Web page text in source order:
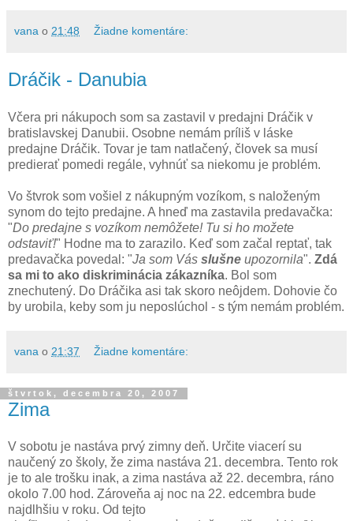
vana o 21:48 Žiadne komentáre:
Dráčik - Danubia
Včera pri nákupoch som sa zastavil v predajni Dráčik v
bratislavskej Danubii. Osobne nemám príliš v láske
predajne Dráčik. Tovar je tam natlačený, človek sa musí
predierať pomedi regále, vyhnúť sa niekomu je problém.
Vo štvrok som vošiel z nákupným vozíkom, s naloženým
synom do tejto predajne. A hneď ma zastavila predavačka:
"Do predajne s vozíkom nemôžete! Tu si ho možete
odstaviť!" Hodne ma to zarazilo. Keď som začal reptať, tak
predavačka povedal: "Ja som Vás slušne upozornila". Zdá
sa mi to ako diskriminácia zákazníka. Bol som
znechutený. Do Dráčika asi tak skoro neôjdem. Dohovie čo
by urobila, keby som ju neposlúchol - s tým nemám problém.
vana o 21:37 Žiadne komentáre:
štvrtok, decembra 20, 2007
Zima
V sobotu je nastáva prvý zimny deň. Určite viacerí su
naučený zo školy, že zima nastáva 21. decembra. Tento rok
je to ale trošku inak, a zima nastáva až 22. decembra, ráno
okolo 7.00 hod. Zároveňa aj noc na 22. edcembra bude
najdlhšiu v roku. Od tejto